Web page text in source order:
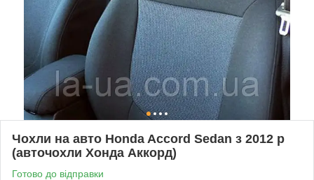
Чохли на авто Honda Accord Sedan з 2012 р
(авточохли Хонда Аккорд)
Готово до відправки